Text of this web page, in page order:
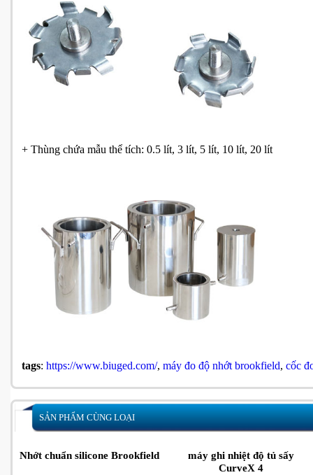
+ Thùng chứa mẫu thể tích: 0.5 lít, 3 lít, 5 lít, 10 lít, 20 lít
tags: https://www.biuged.com/, máy đo độ nhớt brookfield, cốc
SẢN PHẨM CÙNG LOẠI
Nhớt chuẩn silicone Brookfield
máy ghi nhiệt độ tủ sấy
CurveX 4